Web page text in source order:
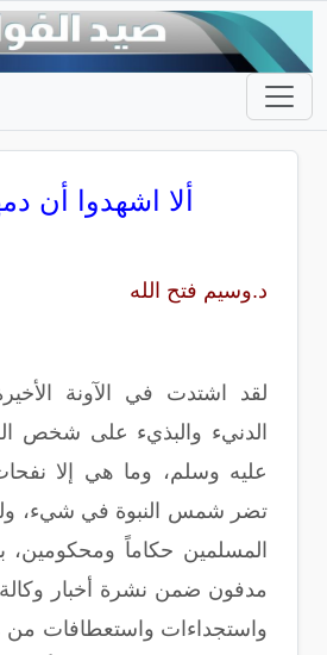
ألا اشهدوا أن
د.وسيم فتح الله
لقد اشتدت في الآونة
الدنيء والبذيء على شخص
عليه وسلم، وما هي إلا
تضر شمس النبوة في شيء،
المسلمين حكاماً
مدفون ضمن نشرة أخبار وكالة
واستجداءات واستعطافات من